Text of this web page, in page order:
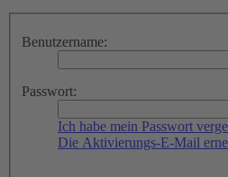
Benutzername:
Passwort:
Ich habe mein Passwort
Die Aktivierungs-E-Mail